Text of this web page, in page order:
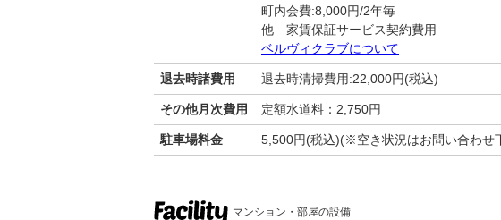
町内会費:8,000円/2年毎
他 家賃保証サービス契約費用
ベルヴィクラブについて
退去時諸費用 退去時清掃費用:22,000円(税込)
その他月次費用 定額水道料：2,750円
駐車場料金 5,500円(税込)(※空き状況はお問い合わせ
マンション・部屋の設備